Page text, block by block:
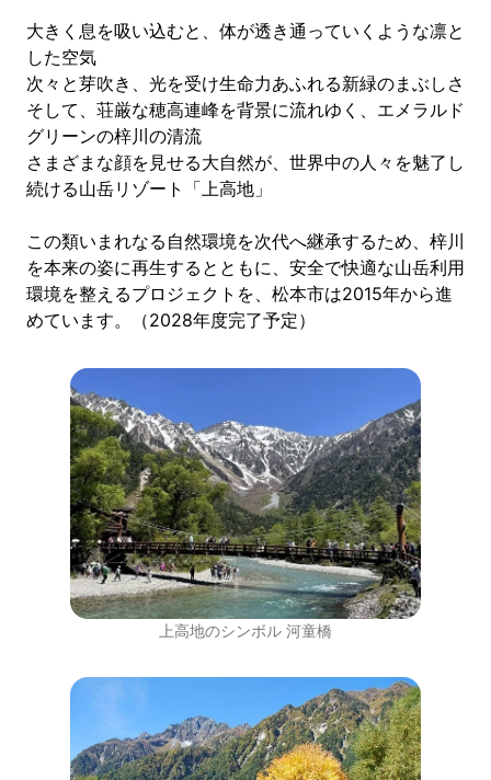
大きく息を吸い込むと、体が透き通っていくような凛と
した空気
次々と芽吹き、光を受け生命力あふれる新緑のまぶしさ
そして、荘厳な穂高連峰を背景に流れゆく、エメラルド
グリーンの梓川の清流
さまざまな顔を見せる大自然が、世界中の人々を魅了し
続ける山岳リゾート「上高地」
この類いまれなる自然環境を次代へ継承するため、梓川
を本来の姿に再生するとともに、安全で快適な山岳利用
環境を整えるプロジェクトを、松本市は2015年から進
めています。（2028年度完了予定）
上高地のシンボル 河童橋